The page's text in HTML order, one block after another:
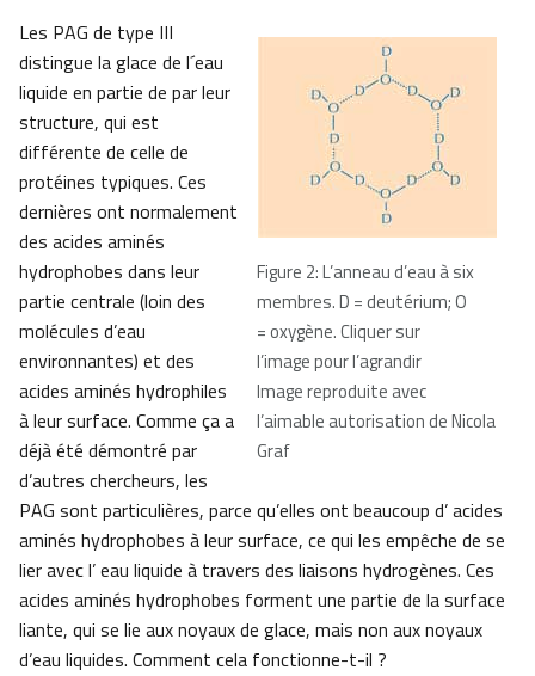
Figure 2: L’anneau d’eau à six
membres. D = deutérium; O
= oxygène. Cliquer sur
l’image pour l’agrandir
Image reproduite avec
l’aimable autorisation de Nicola
Graf
Les PAG de type III
distingue la glace de l´eau
liquide en partie de par leur
structure, qui est
différente de celle de
protéines typiques. Ces
dernières ont normalement
des acides aminés
hydrophobes dans leur
partie centrale (loin des
molécules d’eau
environnantes) et des
acides aminés hydrophiles
à leur surface. Comme ça a
déjà été démontré par
d’autres chercheurs, les
PAG sont particulières, parce qu’elles ont beaucoup d’ acides
aminés hydrophobes à leur surface, ce qui les empêche de se
lier avec l’ eau liquide à travers des liaisons hydrogènes. Ces
acides aminés hydrophobes forment une partie de la surface
liante, qui se lie aux noyaux de glace, mais non aux noyaux
d’eau liquides. Comment cela fonctionne-t-il ?